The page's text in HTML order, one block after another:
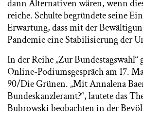
dann Alternativen wären, wenn
reiche. Schulte begründete seine
Erwartung, dass mit der
Pandemie eine Stabilisierung der
In der Reihe „Zur Bundestagswahl“
Online-Podiumsgespräch am 17.
90/Die Grünen. „Mit Annalena
Bundeskanzleramt?“, lautete das
Bubrowski beobachten in der